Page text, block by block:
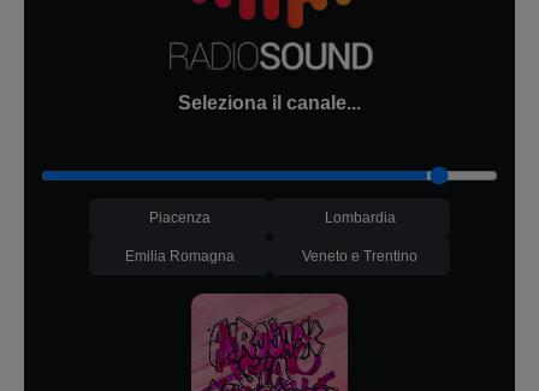
Seleziona il canale...
Piacenza Lombardia
Emilia Romagna Veneto e Trentino